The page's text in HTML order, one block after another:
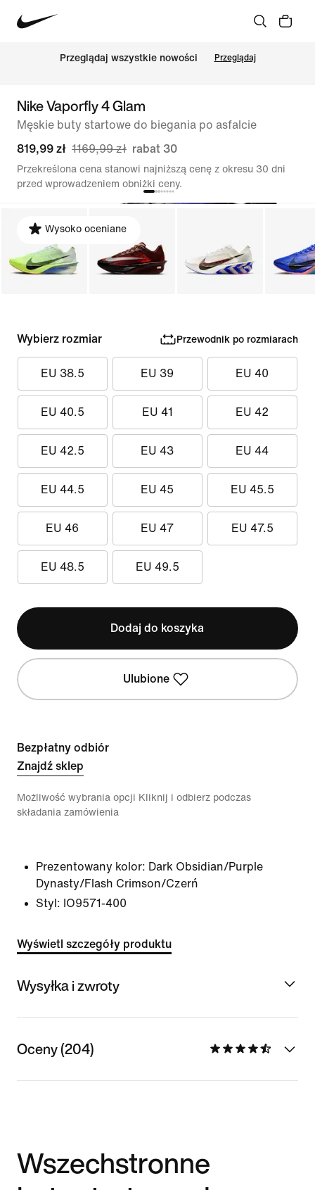
Przeglądaj wszystkie nowości Przeglądaj
Nike Vaporfly 4 Glam
Męskie buty startowe do biegania po asfalcie
819,99 zł 1169,99 zł rabat 30
Przekreślona cena stanowi najniższą cenę z okresu 30 dni
przed wprowadzeniem obniżki ceny.
Wysoko oceniane
Wybierz rozmiar Przewodnik po rozmiarach
EU 38.5 EU 39 EU 40
EU 40.5 EU 41 EU 42
EU 42.5 EU 43 EU 44
EU 44.5 EU 45 EU 45.5
EU 46 EU 47 EU 47.5
EU 48.5 EU 49.5
Dodaj do koszyka
Ulubione
Bezpłatny odbiór
Znajdź sklep
Możliwość wybrania opcji Kliknij i odbierz podczas
składania zamówienia
Prezentowany kolor: Dark Obsidian/Purple
Dynasty/Flash Crimson/Czerń
Styl: IO9571-400
Wyświetl szczegóły produktu
Wysyłka i zwroty
Oceny (204)
Wszechstronne